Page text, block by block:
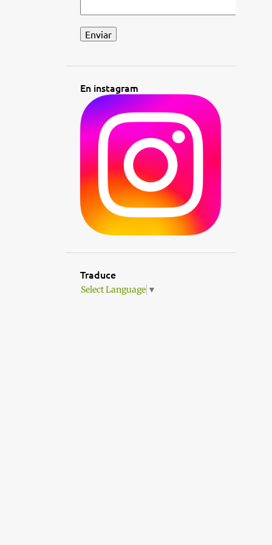
PIZCA
DO MANCHUELA 1
DULCES DE NAVIDAD 6
ENOTURISMO
ENSALADAS 52
ENTREVISTAS
FERIAS
GARBANZOS
1
GLOSARIO DE COCINA 24
GUÍAS GASTRONÓMICAS 24
HAMBURGUESAS
En instagram
Traduce
Select Language ▼